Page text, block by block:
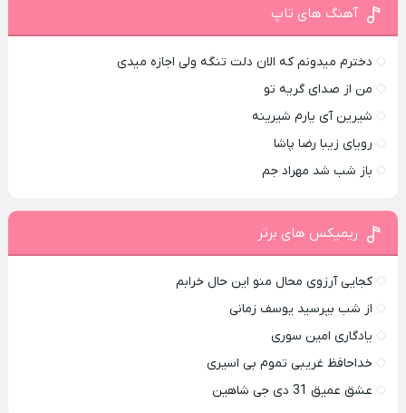
آهنگ های تاپ
دخترم میدونم که الان دلت تنگه ولی اجازه میدی
من از صدای گريه تو
شیرین آی یارم شیرینه
رویای زیبا رضا پاشا
باز شب شد مهراد جم
ریمیکس های برتر
کجایی آرزوی محال منو این حال خرابم
از شب بپرسید یوسف زمانی
یادگاری امین سوری
خداحافظ غریبی تموم بی اسیری
عشق عمیق 31 دی جی شاهین